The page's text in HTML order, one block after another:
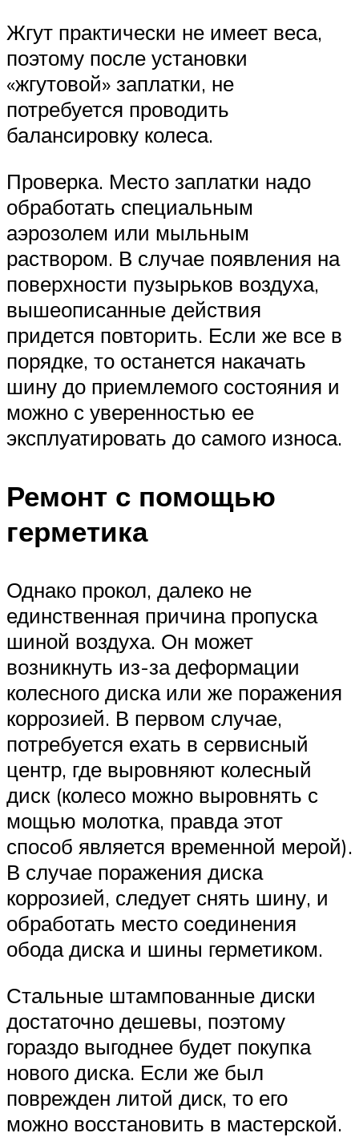
Жгут практически не имеет веса,
поэтому после установки
«жгутовой» заплатки, не
потребуется проводить
балансировку колеса.
Проверка. Место заплатки надо
обработать специальным
аэрозолем или мыльным
раствором. В случае появления на
поверхности пузырьков воздуха,
вышеописанные действия
придется повторить. Если же все в
порядке, то останется накачать
шину до приемлемого состояния и
можно с уверенностью ее
эксплуатировать до самого износа.
Ремонт с помощью
герметика
Однако прокол, далеко не
единственная причина пропуска
шиной воздуха. Он может
возникнуть из-за деформации
колесного диска или же поражения
коррозией. В первом случае,
потребуется ехать в сервисный
центр, где выровняют колесный
диск (колесо можно выровнять с
мощью молотка, правда этот
способ является временной мерой).
В случае поражения диска
коррозией, следует снять шину, и
обработать место соединения
обода диска и шины герметиком.
Стальные штампованные диски
достаточно дешевы, поэтому
гораздо выгоднее будет покупка
нового диска. Если же был
поврежден литой диск, то его
можно восстановить в мастерской.